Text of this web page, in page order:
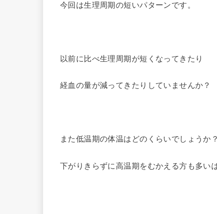
今回は生理周期の短いパターンです。
以前に比べ生理周期が短くなってきたり
経血の量が減ってきたりしていませんか？
また低温期の体温はどのくらいでしょうか？
下がりきらずに高温期をむかえる方も多い